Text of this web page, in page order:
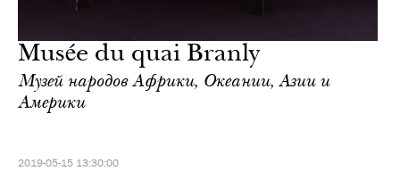
Musée du quai Branly
Музей народов Африки, Океании, Азии и
Америки
2019-05-15 13:30:00